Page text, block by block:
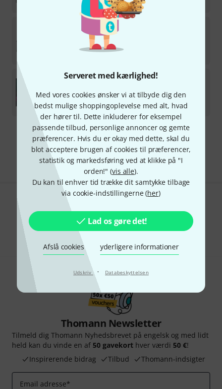
Serveret med kærlighed!
Med vores cookies ønsker vi at tilbyde dig den
bedst mulige shoppingoplevelse med alt, hvad
der hører til. Dette inkluderer for eksempel
passende tilbud, personlige annoncer og gemte
præferencer. Hvis du er okay med dette, skal du
blot acceptere brugen af cookies til præferencer,
statistik og markedsføring ved at klikke på "I
orden!" (vis alle).
Du kan til enhver tid trække dit samtykke tilbage
via cookie-indstillingerne (her)
Lad os gøre det!
Afslå cookies yderligere informationer
Udskriv · Databeskyttelsen
Egoist
Download-licens
kr
Sugar Bytes Transfigure
Download-licens
949kr
Gratis levering fra 1.100 kr
Alle priser er inkl. moms
Kan du lide det du ser?
Hjælp og feedback
Thomann Newsletter
Tilmeld dig Thomann Nyhedsbrevet på engelsk og med lidt
held kan du vinde en af 50 gavekort hver værdi 50 €!
Inspirerende bidrag
Tilbud Thomann-indsigter
Email adresse*